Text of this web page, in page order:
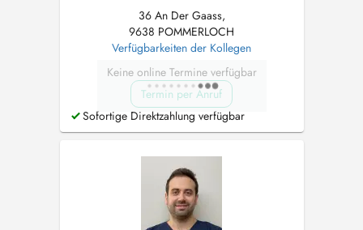
36 An Der Gaass,
9638 POMMERLOCH
Verfügbarkeiten der Kollegen
Keine online Termine verfügbar
Termin per Anruf
Sofortige Direktzahlung verfügbar